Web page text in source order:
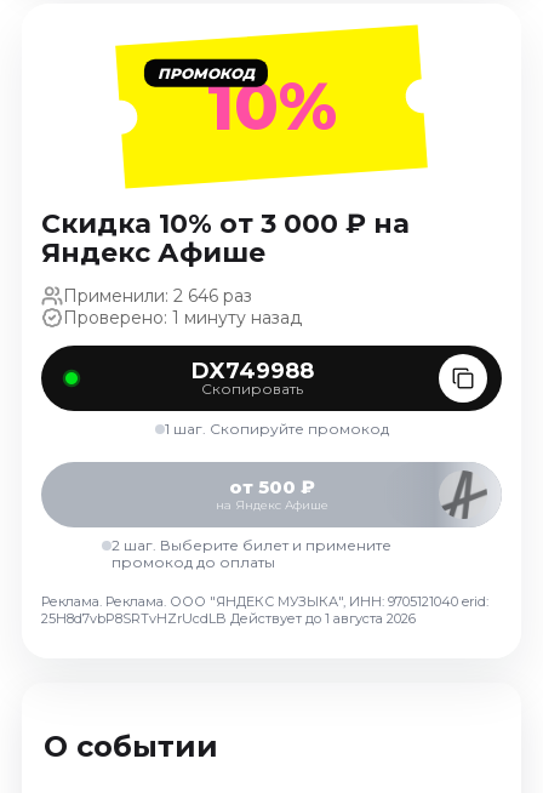
Август 2026
Сентябрь 2026
Октябрь 2026
Ноябрь 2026
Декабрь 2026
Выставки
Август 2026
Сентябрь 2026
Октябрь 2026
Декабрь 2026
Экскурсии
Сентябрь 2026
Октябрь 2026
Спорт
События
ПРОМОКОД10%
Скидка 10% от 3 000 ₽ на
Яндекс Афише
Применили: 2 646 раз
Проверено: 1 минуту назад
DX749988
Скопировать
1 шаг. Скопируйте промокод
от 500 ₽
на Яндекс Афише
2 шаг. Выберите билет и примените
промокод до оплаты
Реклама. Реклама. ООО "ЯНДЕКС МУЗЫКА", ИНН: 9705121040 erid:
25H8d7vbP8SRTvHZrUcdLB Действует до 1 августа 2026
О событии